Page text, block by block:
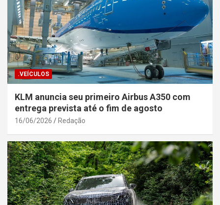
.VEÍCULOS
KLM anuncia seu primeiro Airbus A350 com
entrega prevista até o fim de agosto
16/06/2026 Redação